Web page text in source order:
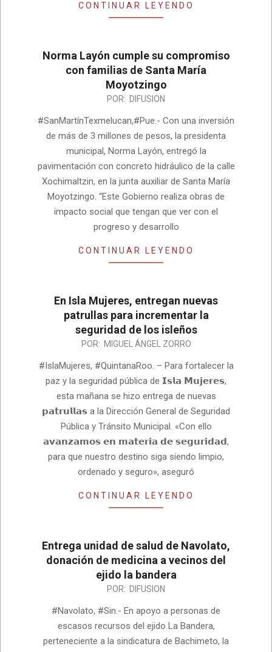
CONTINUAR LEYENDO
Norma Layón cumple su compromiso
con familias de Santa María
Moyotzingo
POR: DIFUSION
#SanMartínTexmelucan,#Pue.- Con una inversión
de más de 3 millones de pesos, la presidenta
municipal, Norma Layón, entregó la
pavimentación con concreto hidráulico de la calle
Xochimaltzin, en la junta auxiliar de Santa María
Moyotzingo. “Este Gobierno realiza obras de
impacto social que tengan que ver con el
progreso y desarrollo
CONTINUAR LEYENDO
En Isla Mujeres, entregan nuevas
patrullas para incrementar la
seguridad de los isleños
POR: MIGUEL ÁNGEL ZORRO
#IslaMujeres, #QuintanaRoo. – Para fortalecer la
paz y la seguridad pública de 𝗜𝘀𝗹𝗮 𝗠𝘂𝗷𝗲𝗿𝗲𝘀,
esta mañana se hizo entrega de nuevas
𝗽𝗮𝘁𝗿𝘂𝗹𝗹𝗮𝘀 a la Dirección General de Seguridad
Pública y Tránsito Municipal. «Con ello
𝗮𝘃𝗮𝗻𝘇𝗮𝗺𝗼𝘀 𝗲𝗻 𝗺𝗮𝘁𝗲𝗿𝗶𝗮 𝗱𝗲 𝘀𝗲𝗴𝘂𝗿𝗶𝗱𝗮𝗱,
para que nuestro destino siga siendo limpio,
ordenado y seguro», aseguró
CONTINUAR LEYENDO
Entrega unidad de salud de Navolato,
donación de medicina a vecinos del
ejido la bandera
POR: DIFUSION
#Navolato, #Sin.- En apoyo a personas de
escasos recursos del ejido La Bandera,
perteneciente a la sindicatura de Bachimeto, la